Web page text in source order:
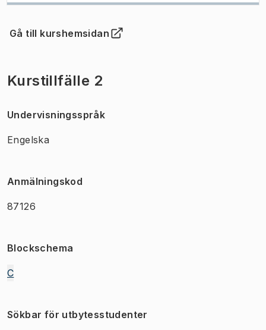
Gå till kurshemsidan
(Öppnas i ny flik)
Kurstillfälle 2
Undervisningsspråk
Engelska
Anmälningskod
87126
Blockschema
C
Sökbar för utbytesstudenter